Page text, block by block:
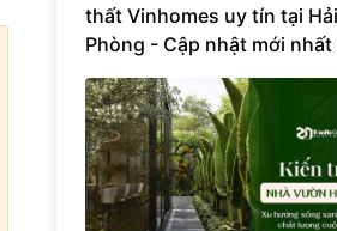
thất Vinhomes uy tín tại Hải
Phòng - Cập nhật mới